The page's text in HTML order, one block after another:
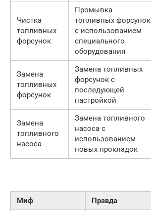
Чистка
топливных
форсунок
Промывка
топливных форсунок
с использованием
специального
оборудования
Замена
топливных
форсунок
Замена топливных
форсунок с
последующей
настройкой
Замена
топливного
насоса
Замена топливного
насоса с
использованием
новых прокладок
Миф
Правда